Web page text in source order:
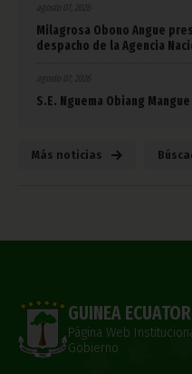
agosto 07, 2026
Milagrosa Obono Angue
despacho de la Agencia
agosto 07, 2026
S.E. Nguema Obiang
Más noticias
GUINEA
Página Web
Gobierno